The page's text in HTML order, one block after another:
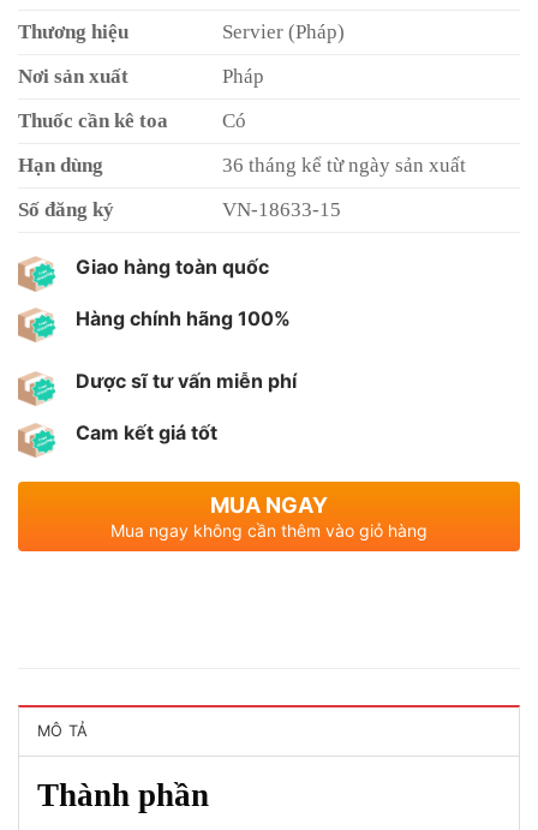
Thương hiệu
Servier (Pháp)
Nơi sản xuất
Pháp
Thuốc cần kê toa
Có
Hạn dùng
36 tháng kể từ ngày sản xuất
Số đăng ký
VN-18633-15
Giao hàng toàn quốc
Hàng chính hãng 100%
Dược sĩ tư vấn miễn phí
Cam kết giá tốt
MUA NGAY
Mua ngay không cần thêm vào giỏ hàng
MÔ TẢ
Thành phần